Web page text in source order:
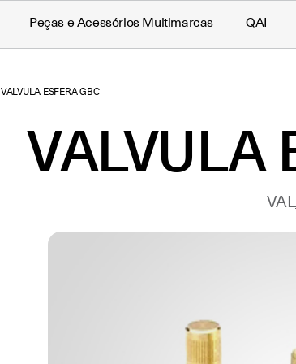
Peças e Acessórios Multimarcas QAI
VALVULA ESFERA GBC
VALVULA